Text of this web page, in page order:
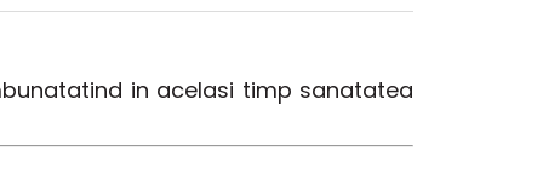
in acelasi timp sanatatea